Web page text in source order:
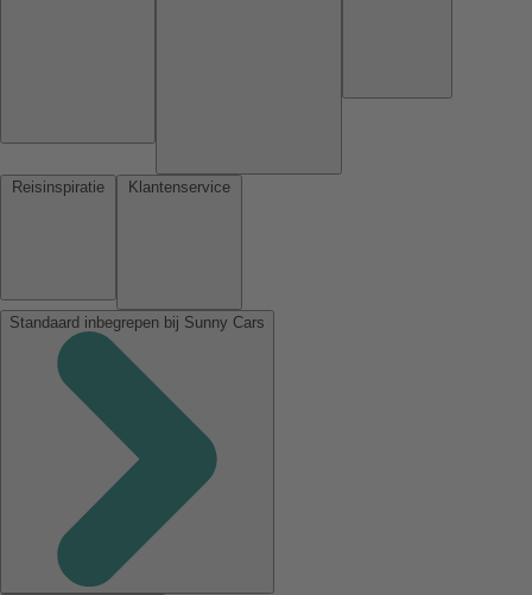
Standaard inbegrepen bij Sunny Cars